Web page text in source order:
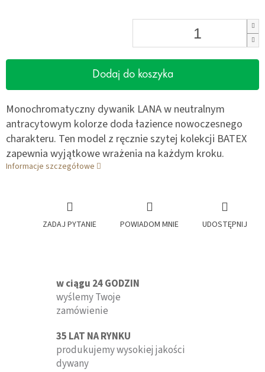
Dodaj do koszyka
Monochromatyczny dywanik LANA w neutralnym
antracytowym kolorze doda łazience nowoczesnego
charakteru. Ten model z ręcznie szytej kolekcji BATEX
zapewnia wyjątkowe wrażenia na każdym kroku.
Informacje szczegółowe
ZADAJ PYTANIE POWIADOM MNIE UDOSTĘPNIJ
w ciągu 24 GODZIN
wyślemy Twoje
zamówienie
35 LAT NA RYNKU
produkujemy wysokiej jakości
dywany